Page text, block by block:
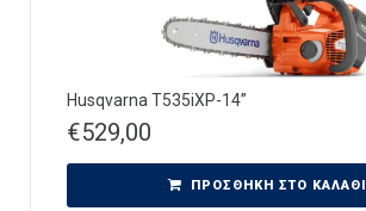
Husqvarna T535iXP-14”
€529,00
ΠΡΟΣΘΉΚΗ ΣΤΟ ΚΑΛΆΘΙ